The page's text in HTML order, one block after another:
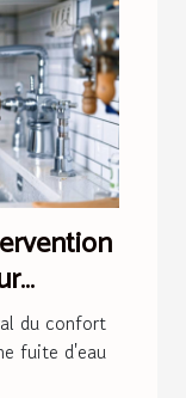
du confort
fuite d'eau